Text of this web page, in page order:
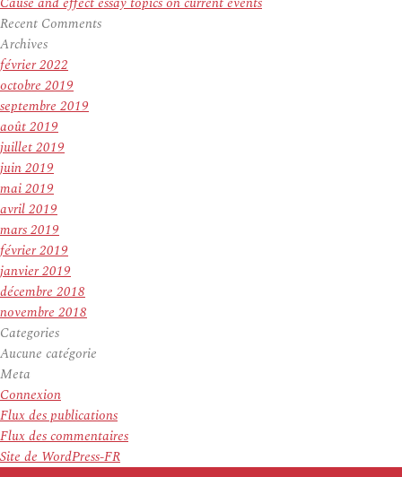
Recent Comments
Archives
février 2022
octobre 2019
septembre 2019
août 2019
juillet 2019
juin 2019
mai 2019
avril 2019
mars 2019
février 2019
janvier 2019
décembre 2018
novembre 2018
Categories
Aucune catégorie
Meta
Connexion
Flux des publications
Flux des commentaires
Site de WordPress-FR